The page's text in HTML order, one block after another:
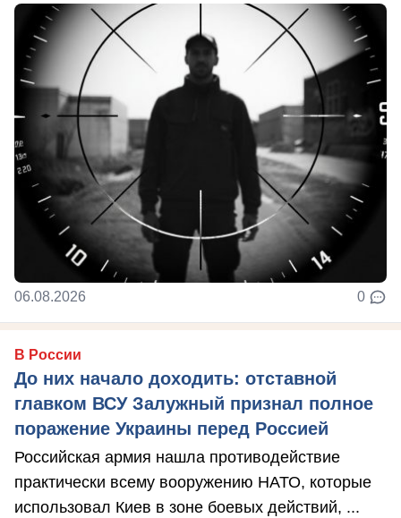
06.08.2026 0
В России
До них начало доходить: отставной
главком ВСУ Залужный признал полное
поражение Украины перед Россией
Российская армия нашла противодействие
практически всему вооружению НАТО, которые
использовал Киев в зоне боевых действий, ...